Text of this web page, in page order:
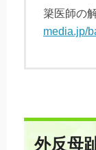
簗医師の
media.jp/
外反母